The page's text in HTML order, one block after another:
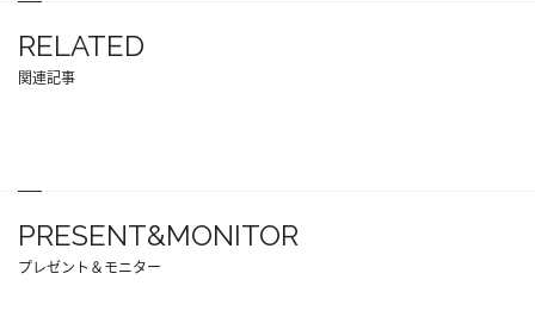
RELATED
関連記事
PRESENT&MONITOR
プレゼント＆モニター